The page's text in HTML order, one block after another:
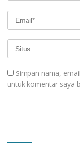
Simpan nama,
untuk komentar saya